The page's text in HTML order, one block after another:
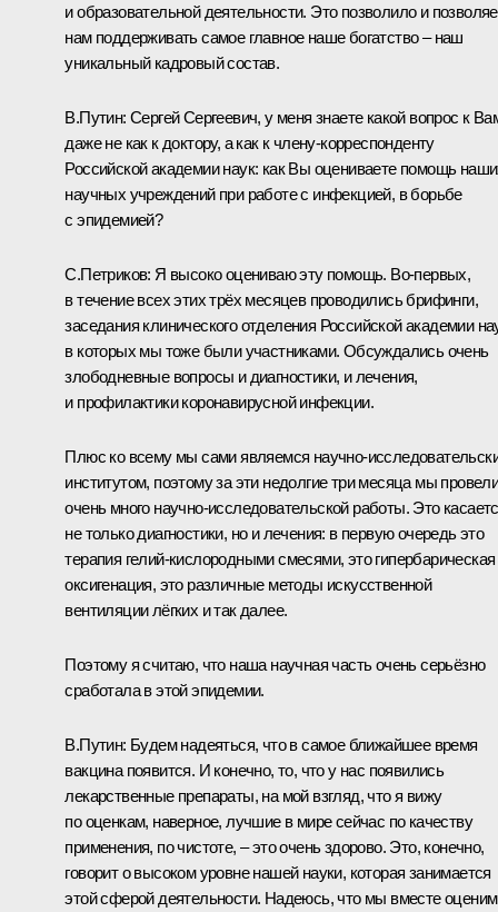
и образовательной деятельности. Это позволило и
нам поддерживать самое главное наше богатство – наш
уникальный кадровый состав.
В.Путин: Сергей Сергеевич, у меня знаете какой вопрос к
даже не как к доктору, а как к члену-корреспонденту
Российской академии наук: как Вы оцениваете помощь
научных учреждений при работе с инфекцией, в борьбе
с эпидемией?
С.Петриков: Я высоко оцениваю эту помощь. Во-первых,
в течение всех этих трёх месяцев проводились брифинги,
заседания клинического отделения Российской академии
в которых мы тоже были участниками. Обсуждались очень
злободневные вопросы и диагностики, и лечения,
и профилактики коронавирусной инфекции.
Плюс ко всему мы сами являемся научно-
институтом, поэтому за эти недолгие три месяца мы
очень много научно-исследовательской работы. Это
не только диагностики, но и лечения: в первую очередь это
терапия гелий-кислородными смесями, это гипербарическая
оксигенация, это различные методы искусственной
вентиляции лёгких и так далее.
Поэтому я считаю, что наша научная часть очень серьёзно
сработала в этой эпидемии.
В.Путин: Будем надеяться, что в самое ближайшее время
вакцина появится. И конечно, то, что у нас появились
лекарственные препараты, на мой взгляд, что я вижу
по оценкам, наверное, лучшие в мире сейчас по качеству
применения, по чистоте, – это очень здорово. Это, конечно,
говорит о высоком уровне нашей науки, которая занимается
этой сферой деятельности. Надеюсь, что мы вместе оценим